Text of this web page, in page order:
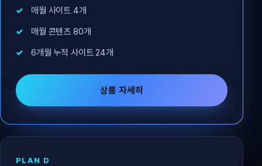
매월 사이트 4개
매월 콘텐츠 80개
6개월 누적 사이트 24개
상품 자세히
PLAN D